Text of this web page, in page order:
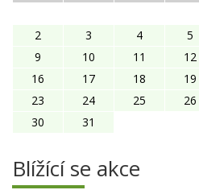
2
3 4 5
9
10 11 12
16
17 18 19
23
24 25 26
30
31
Blížící se akce